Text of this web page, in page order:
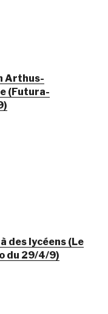
Arthus-
(Futura-
des lycéens (Le
du 29/4/9)